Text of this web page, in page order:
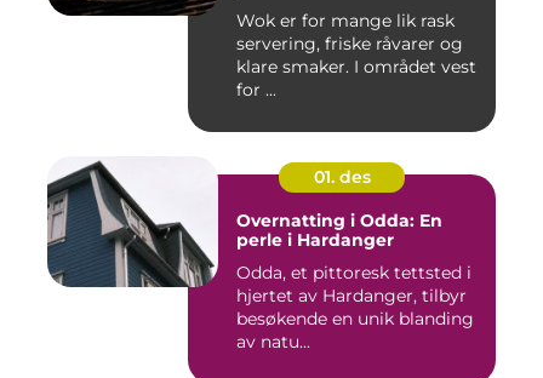
Wok er for mange lik rask
servering, friske råvarer og
klare smaker. I området vest
for ...
01. des
Overnatting i Odda: En
perle i Hardanger
Odda, et pittoresk tettsted i
hjertet av Hardanger, tilbyr
besøkende en unik blanding
av natu...